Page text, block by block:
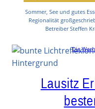
Sommer, See und gutes
Regionalität
Betreiber Steffen
Die
Lausitz